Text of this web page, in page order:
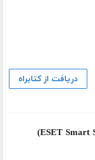
دریافت از کتابراه